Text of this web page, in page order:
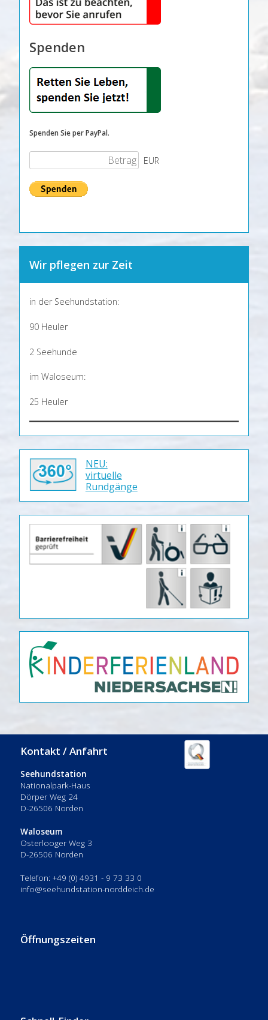
Spenden
Spenden Sie per PayPal.
EUR
Wir pflegen zur Zeit
in der Seehundstation:
90 Heuler
2 Seehunde
im Waloseum:
25 Heuler
NEU:
virtuelle
Rundgänge
Kontakt / Anfahrt
Seehundstation
Nationalpark-Haus
Dörper Weg 24
D-26506 Norden
Waloseum
Osterlooger Weg 3
D-26506 Norden
Telefon: +49 (0) 4931 - 9 73 33 0
info@seehundstation-norddeich.de
Öffnungszeiten